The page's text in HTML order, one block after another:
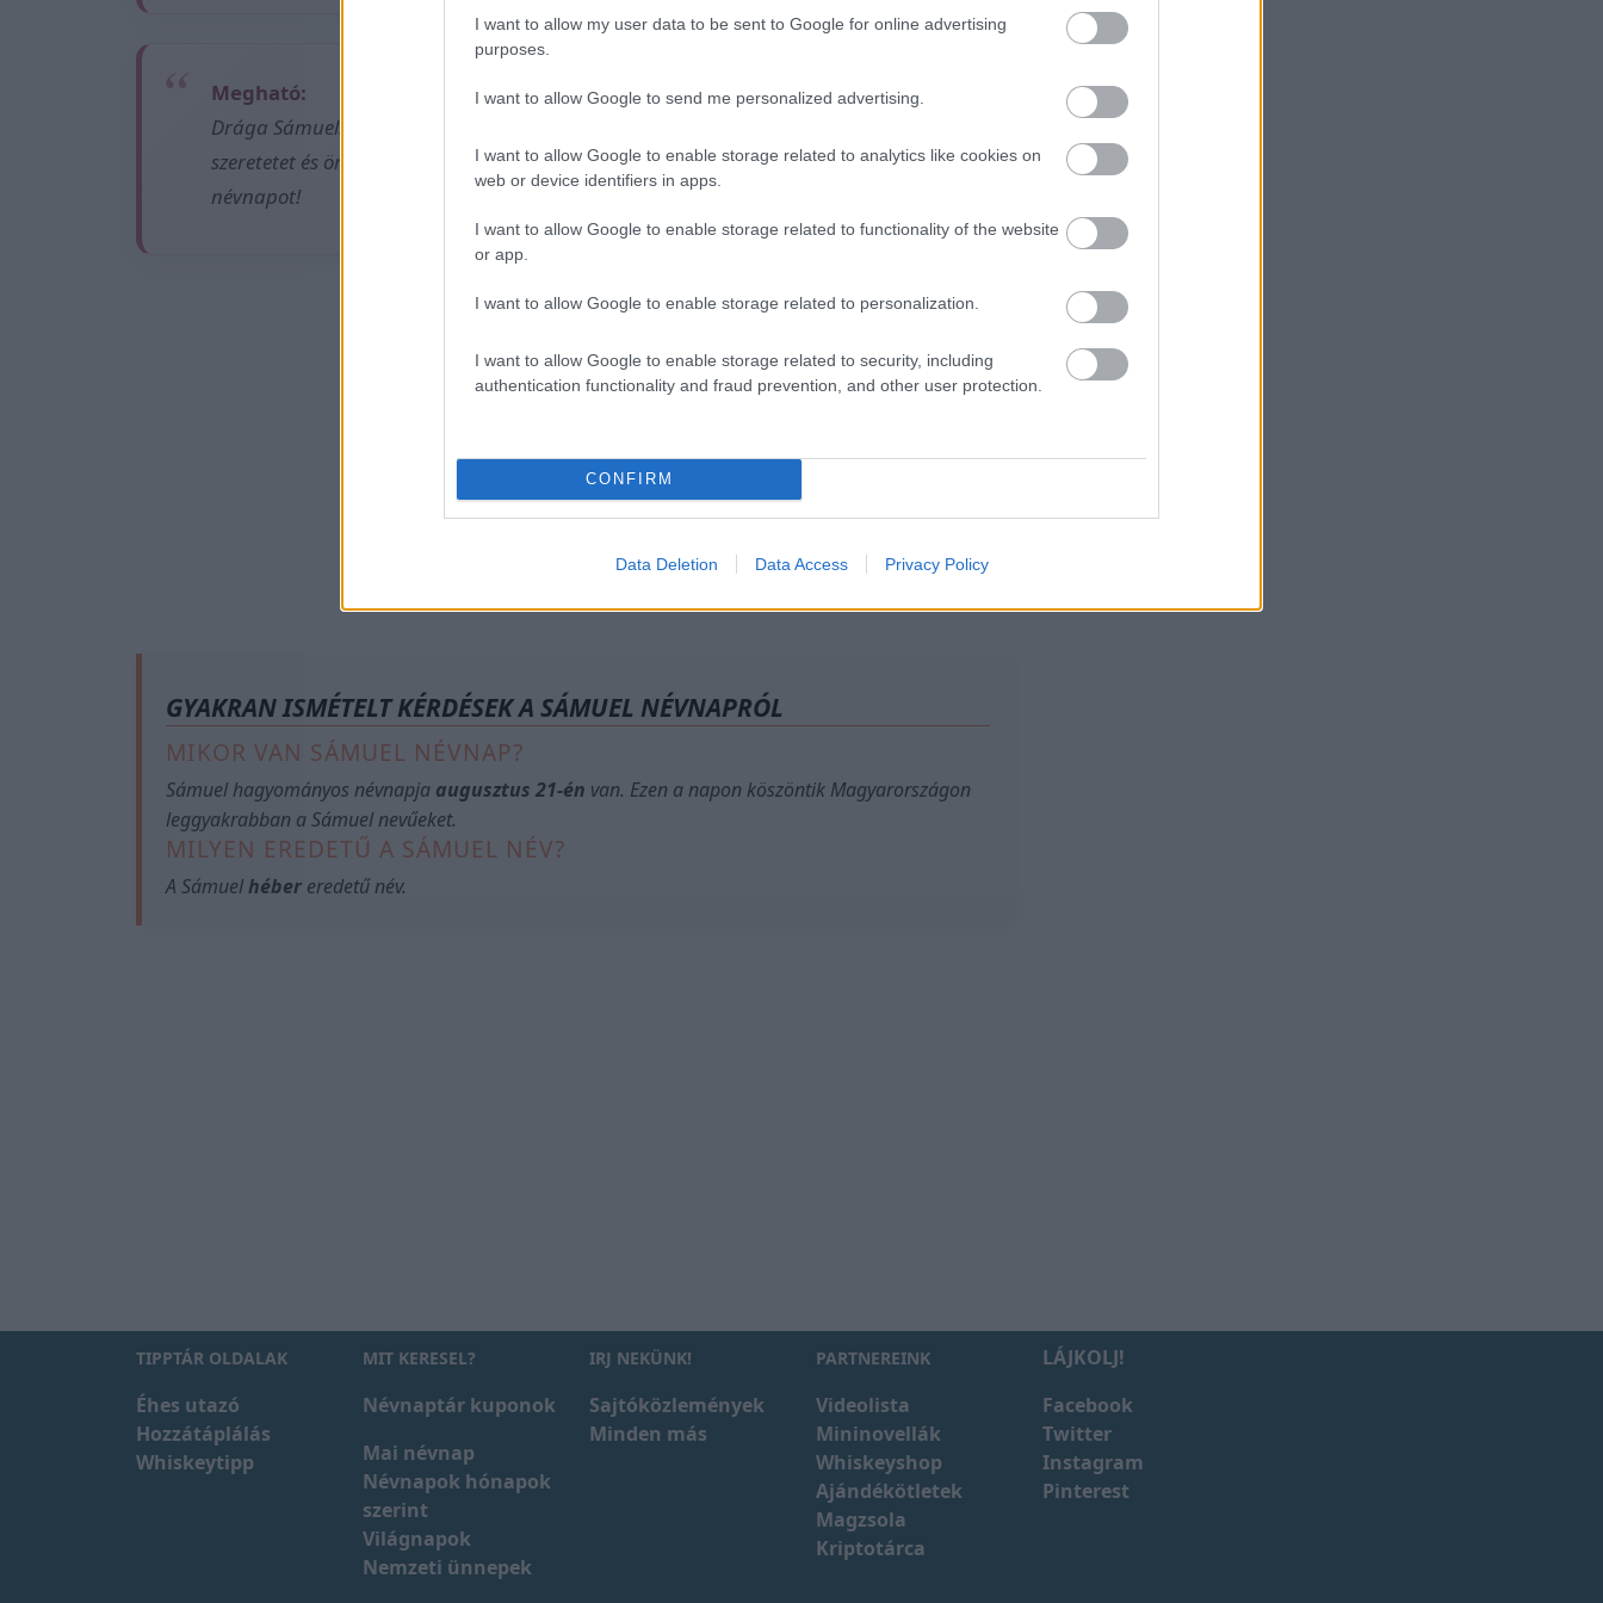
I want to allow my user data to be sent to Google for online advertising
purposes.
I want to allow Google to send me personalized advertising.
I want to allow Google to enable storage related to analytics like cookies on
web or device identifiers in apps.
I want to allow Google to enable storage related to functionality of the website
or app.
I want to allow Google to enable storage related to personalization.
I want to allow Google to enable storage related to security, including
authentication functionality and fraud prevention, and other user protection.
CONFIRM
Data Deletion Data Access Privacy Policy
Megható:
Drága Sámuel! Köszönöm, hogy vagy nekem. Kívánom, hogy mindig olyan sok
szeretetet és örömet kapj vissza az élettől, amennyit te adsz másoknak. Boldog
névnapot!
Ez is érdekelhet
GYAKRAN ISMÉTELT KÉRDÉSEK A SÁMUEL NÉVNAPRÓL
MIKOR VAN SÁMUEL NÉVNAP?
Sámuel hagyományos névnapja augusztus 21-én van. Ezen a napon köszöntik Magyarországon
leggyakrabban a Sámuel nevűeket.
MILYEN EREDETŰ A SÁMUEL NÉV?
A Sámuelhéber eredetű név.
TIPPTÁR OLDALAK
Éhes utazó
Hozzátáplálás
Whiskeytipp
MIT KERESEL?
Névnaptár kuponok
Mai névnap
Névnapok hónapok
szerint
Világnapok
Nemzeti ünnepek
IRJ NEKÜNK!
Sajtóközlemények
Minden más
PARTNEREINK
Videolista
Mininovellák
Whiskeyshop
Ajándékötletek
Magzsola
Kriptotárca
LÁJKOLJ!
Facebook
Twitter
Instagram
Pinterest